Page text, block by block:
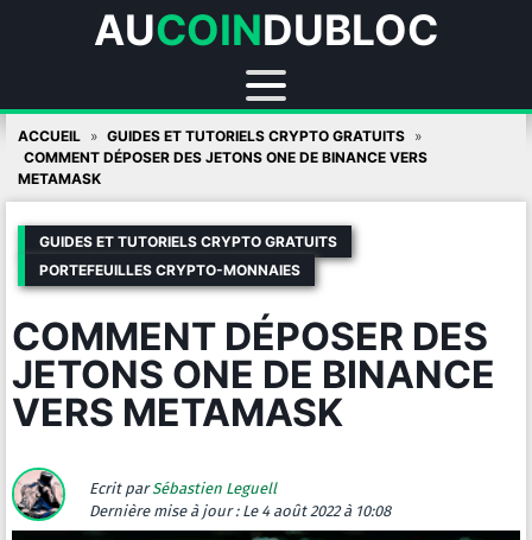
AUCOINDUBLOC
Skip
content
ACCUEIL
GUIDES ET TUTORIELS CRYPTO GRATUITS
COMMENT DÉPOSER DES JETONS ONE DE BINANCE VERS
METAMASK
GUIDES ET TUTORIELS CRYPTO GRATUITS
PORTEFEUILLES CRYPTO-MONNAIES
COMMENT DÉPOSER DES
JETONS ONE DE BINANCE
VERS METAMASK
Ecrit parSébastien Leguell
Dernière mise à jour : Le 4 août 2022 à 10:08